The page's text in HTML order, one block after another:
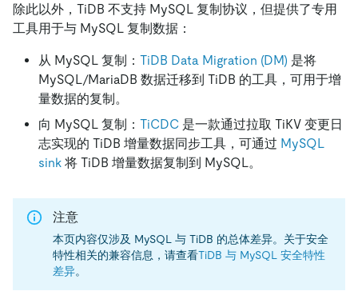
除此以外，TiDB 不支持 MySQL 复制协议，但提供了专用
工具用于与 MySQL 复制数据：
从 MySQL 复制： TiDB Data Migration (DM) 是将
MySQL/MariaDB 数据迁移到 TiDB 的工具，可用于增
量数据的复制。
向 MySQL 复制： TiCDC 是一款通过拉取 TiKV 变更日
志实现的 TiDB 增量数据同步工具，可通过 MySQL
sink 将 TiDB 增量数据复制到 MySQL。
注意
本页内容仅涉及 MySQL 与 TiDB 的总体差异。关于安全
特性相关的兼容信息，请查看TiDB 与 MySQL 安全特性
差异。